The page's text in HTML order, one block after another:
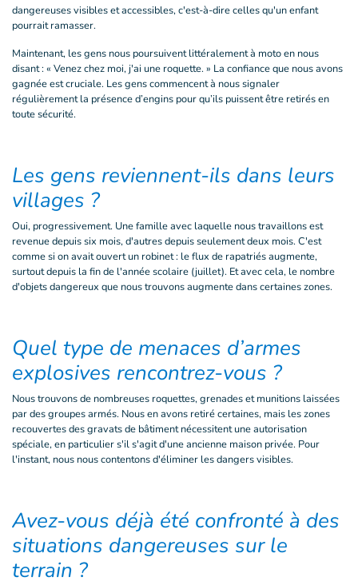
dangereuses visibles et accessibles, c'est-à-dire celles qu'un enfant
pourrait ramasser.
Maintenant, les gens nous poursuivent littéralement à moto en nous
disant : « Venez chez moi, j'ai une roquette. » La confiance que nous avons
gagnée est cruciale. Les gens commencent à nous signaler
régulièrement la présence d’engins pour qu’ils puissent être retirés en
toute sécurité.
Les gens reviennent-ils dans leurs
villages ?
Oui, progressivement. Une famille avec laquelle nous travaillons est
revenue depuis six mois, d'autres depuis seulement deux mois. C'est
comme si on avait ouvert un robinet : le flux de rapatriés augmente,
surtout depuis la fin de l'année scolaire (juillet). Et avec cela, le nombre
d'objets dangereux que nous trouvons augmente dans certaines zones.
Quel type de menaces d’armes
explosives rencontrez-vous ?
Nous trouvons de nombreuses roquettes, grenades et munitions laissées
par des groupes armés. Nous en avons retiré certaines, mais les zones
recouvertes des gravats de bâtiment nécessitent une autorisation
spéciale, en particulier s'il s'agit d'une ancienne maison privée. Pour
l'instant, nous nous contentons d'éliminer les dangers visibles.
Avez-vous déjà été confronté à des
situations dangereuses sur le
terrain ?